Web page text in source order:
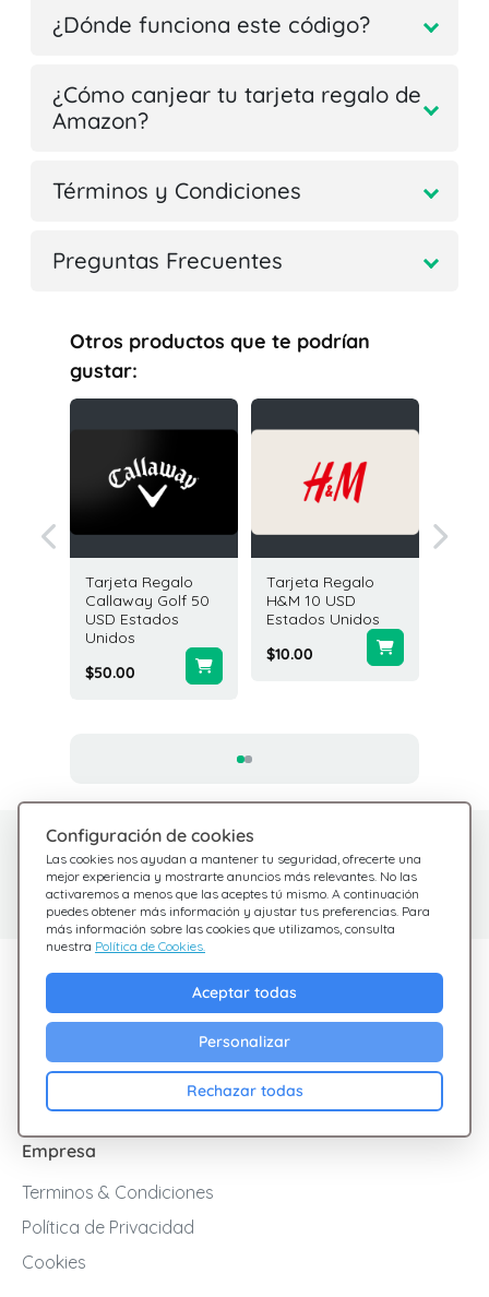
¿Dónde funciona este código?
¿Cómo canjear tu tarjeta regalo de
Amazon?
Términos y Condiciones
Preguntas Frecuentes
Otros productos que te podrían
gustar:
Tarjeta Regalo
Callaway Golf 50
USD Estados
Unidos
$50.00
Tarjeta Regalo
H&M 10 USD
Estados Unidos
$10.00
Configuración de cookies
Las cookies nos ayudan a mantener tu seguridad, ofrecerte una
mejor experiencia y mostrarte anuncios más relevantes. No las
activaremos a menos que las aceptes tú mismo. A continuación
puedes obtener más información y ajustar tus preferencias. Para
más información sobre las cookies que utilizamos, consulta
nuestra Política de Cookies.
Aceptar todas
Personalizar
Rechazar todas
¿Tienes dudas?
Estamos aquí para
ayudarte
Consulta nuestras
preguntas frecuentes
Descubre Giftsy
Ofertas
Cashback
Empresa
Terminos & Condiciones
Política de Privacidad
Cookies